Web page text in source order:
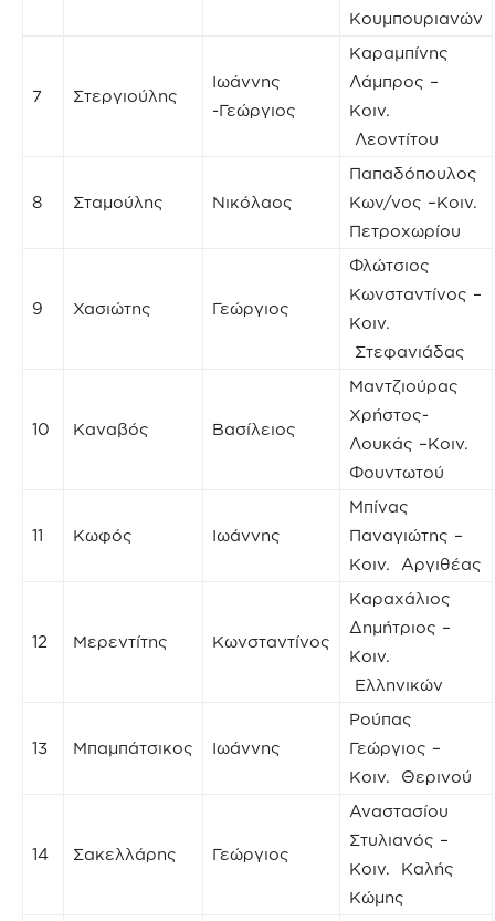
Κουμπουριανών
7 Στεργιούλης
Ιωάννης
-Γεώργιος
Καραμπίνης
Λάμπρος –
Κοιν.
Λεοντίτου
8 Σταμούλης Νικόλαος
Παπαδόπουλος
Κων/νος –Κοιν.
Πετροχωρίου
9 Χασιώτης Γεώργιος
Φλώτσιος
Κωνσταντίνος –
Κοιν.
Στεφανιάδας
10 Καναβός Βασίλειος
Μαντζιούρας
Χρήστος-
Λουκάς –Κοιν.
Φουντωτού
11 Κωφός Ιωάννης
Μπίνας
Παναγιώτης –
Κοιν. Αργιθέας
12 Μερεντίτης Κωνσταντίνος
Καραχάλιος
Δημήτριος –
Κοιν.
Ελληνικών
13 Μπαμπάτσικος Ιωάννης
Ρούπας
Γεώργιος –
Κοιν. Θερινού
14 Σακελλάρης Γεώργιος
Αναστασίου
Στυλιανός –
Κοιν. Καλής
Κώμης